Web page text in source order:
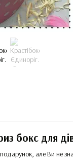
бокс для
але Ви не